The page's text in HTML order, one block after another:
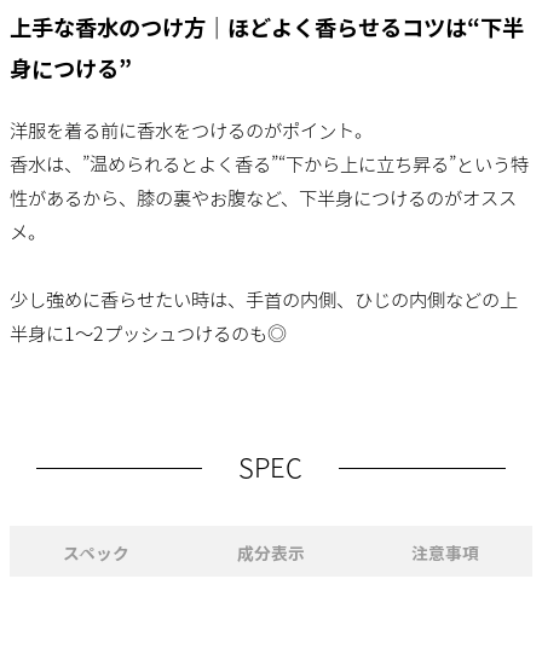
上手な香水のつけ方｜ほどよく香らせるコツは“下半
身につける”
洋服を着る前に香水をつけるのがポイント。
香水は、”温められるとよく香る”“下から上に立ち昇る”という特
性があるから、膝の裏やお腹など、下半身につけるのがオスス
メ。
少し強めに香らせたい時は、手首の内側、ひじの内側などの上
半身に1～2プッシュつけるのも◎
SPEC
スペック 成分表示 注意事項